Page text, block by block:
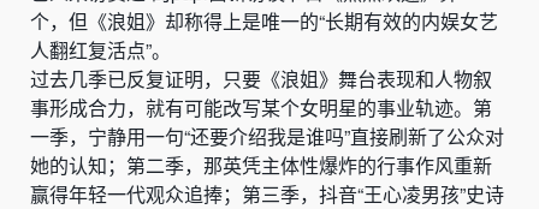
个，但《浪姐》却称得上是唯一的“长期有效的内娱女艺
人翻红复活点”。
过去几季已反复证明，只要《浪姐》舞台表现和人物叙
事形成合力，就有可能改写某个女明星的事业轨迹。第
一季，宁静用一句“还要介绍我是谁吗”直接刷新了公众对
她的认知；第二季，那英凭主体性爆炸的行事作风重新
赢得年轻一代观众追捧；第三季，抖音“王心凌男孩”史诗